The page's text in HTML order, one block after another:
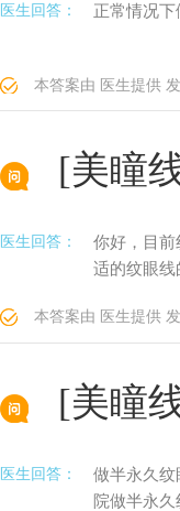
医生回答： 正常情况
本答案由 医生提供
[美瞳
医生回答：
你好，目
适的纹眼线
本答案由 医生提供
[美瞳
医生回答：
做半永久
院做半永